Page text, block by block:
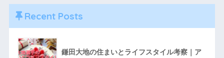
Recent Posts
鎌田大地の住まいとライフスタイル考察｜ア